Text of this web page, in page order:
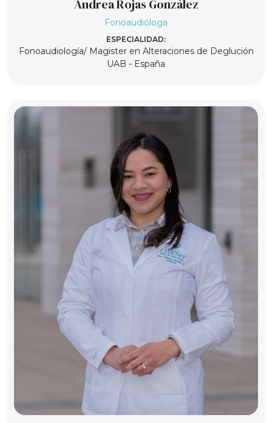
Andrea Rojas González
Fonoaudióloga
ESPECIALIDAD:
Fonoaudiología/ Magister en Alteraciones de Deglución
UAB - España